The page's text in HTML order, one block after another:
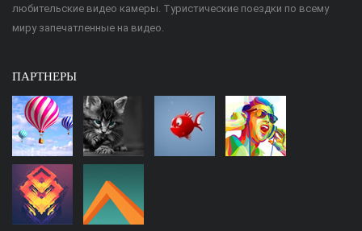
любительские видео камеры. Туристические поездки по всему
миру запечатленные на видео.
ПАРТНЕРЫ